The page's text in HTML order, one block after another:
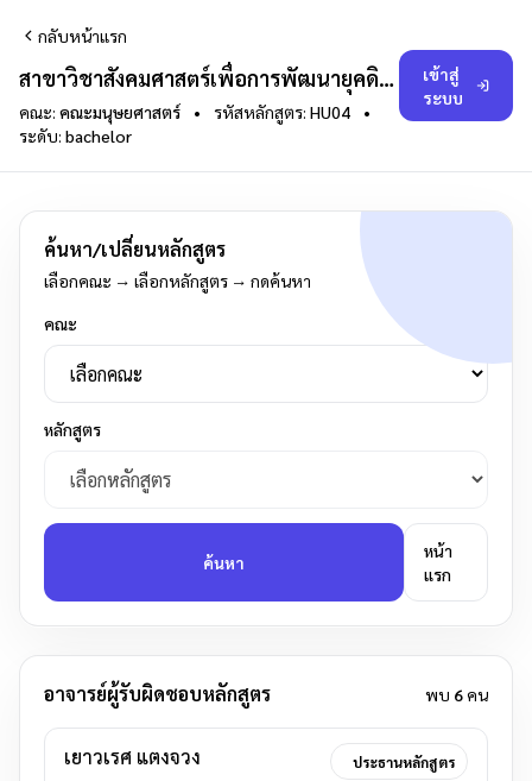
กลับหน้าแรก
สาขาวิชาสังคมศาสตร์เพื่อการพัฒนายุคดิจิทัล 2568
คณะ: คณะมนุษยศาสตร์ • รหัสหลักสูตร: HU04
•
ระดับ: bachelor
เข้าสู่
ระบบ
ค้นหา/เปลี่ยนหลักสูตร
เลือกคณะ → เลือกหลักสูตร → กดค้นหา
คณะ
หลักสูตร
ค้นหา
หน้า
แรก
อาจารย์ผู้รับผิดชอบหลักสูตร พบ 6 คน
เยาวเรศ แตงจวง ประธานหลักสูตร